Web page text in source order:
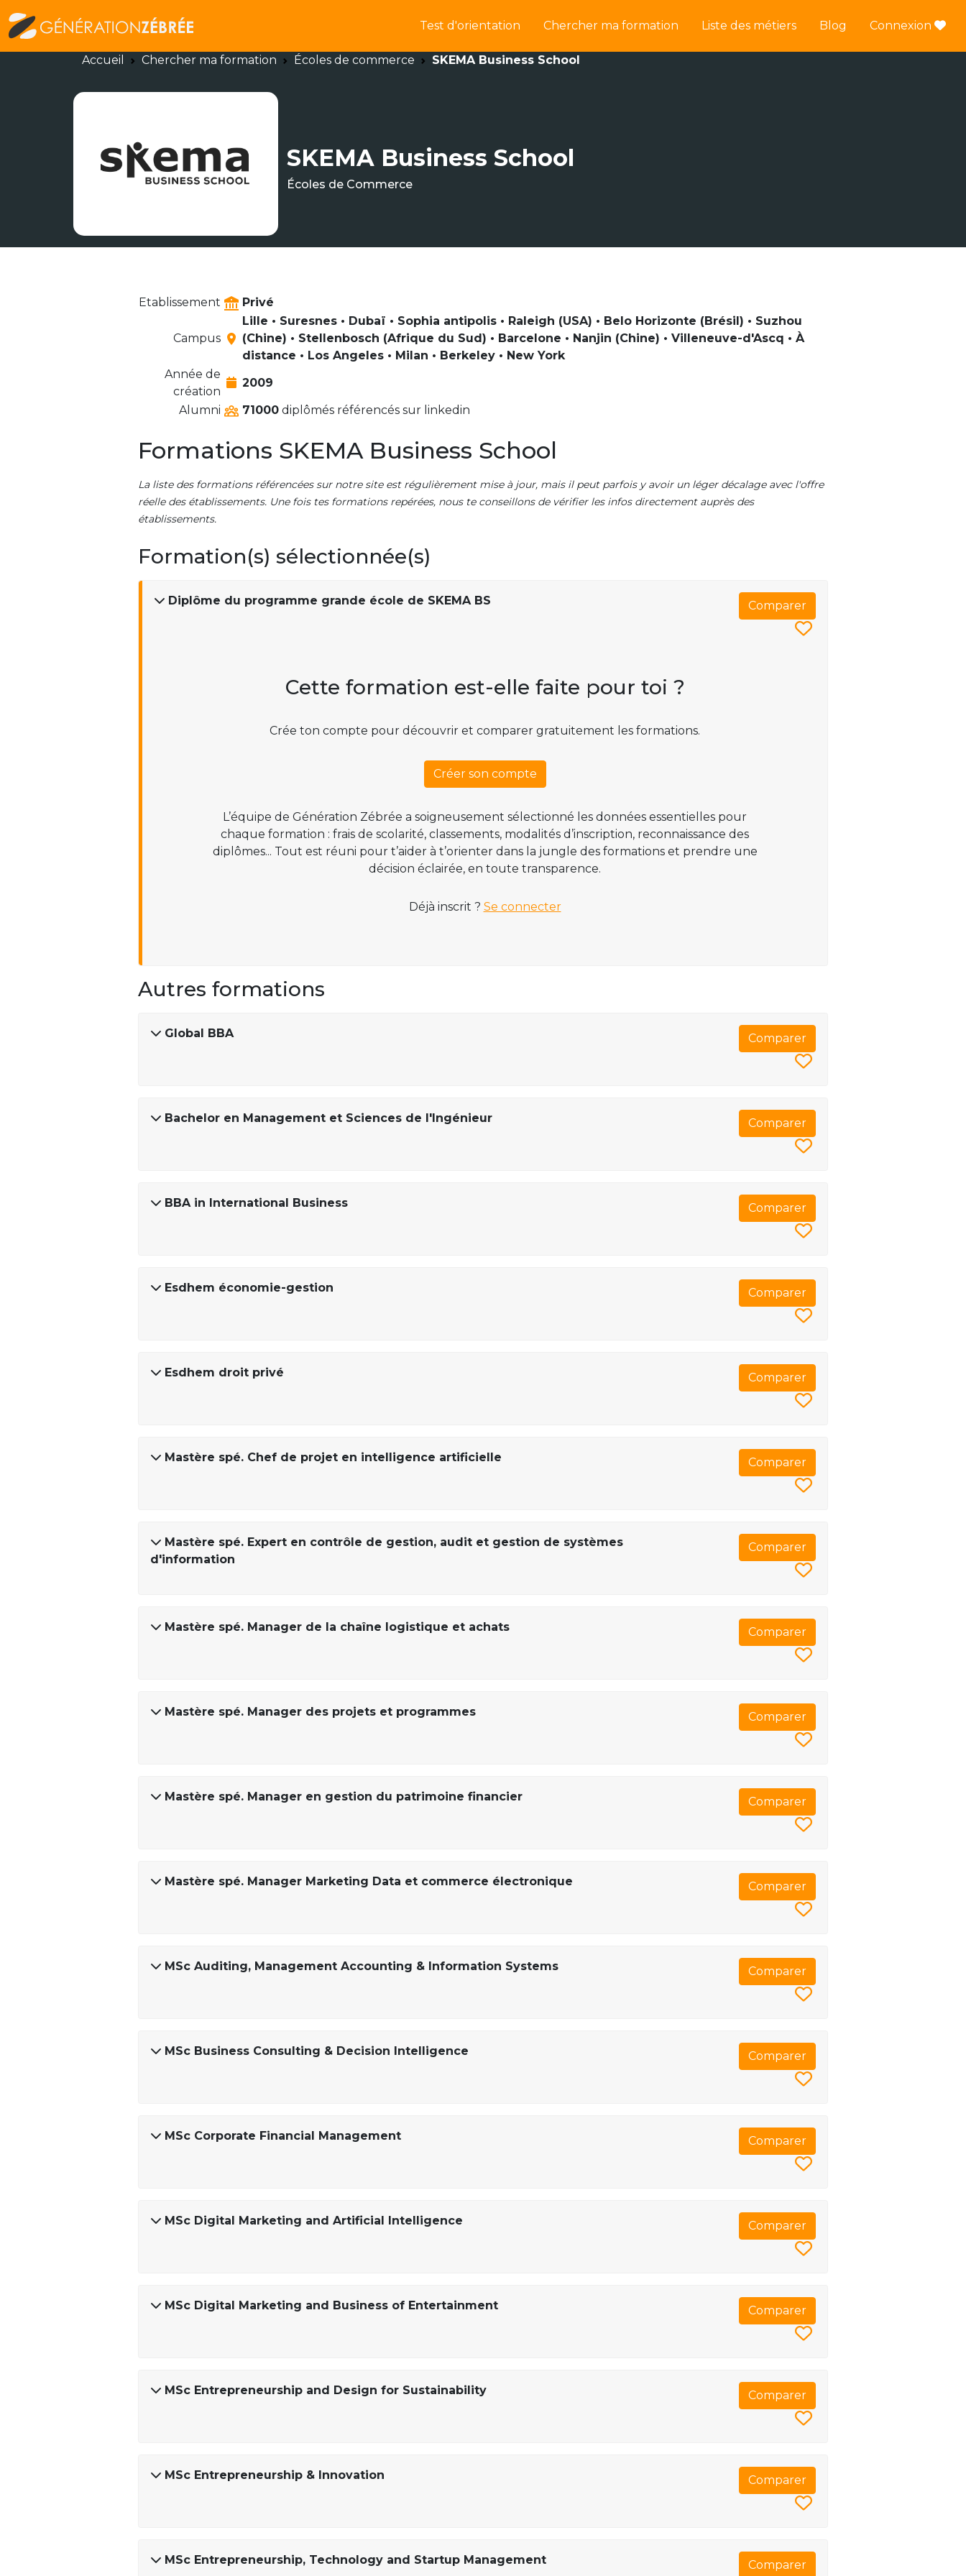
Test d'orientation Chercher ma formation Liste des métiers Blog Connexion
Accueil Chercher ma formation Écoles de commerce SKEMA Business School
SKEMA Business School
Écoles de Commerce
Etablissement Privé
Campus
Lille • Suresnes • Dubaï • Sophia antipolis • Raleigh (USA) • Belo Horizonte (Brésil) • Suzhou
(Chine) • Stellenbosch (Afrique du Sud) • Barcelone • Nanjin (Chine) • Villeneuve-d'Ascq • À
distance • Los Angeles • Milan • Berkeley • New York
Année de
création
2009
Alumni
71000 diplômés référencés sur linkedin
Formations SKEMA Business School
La liste des formations référencées sur notre site est régulièrement mise à jour, mais il peut parfois y avoir un léger décalage avec l'offre
réelle des établissements. Une fois tes formations repérées, nous te conseillons de vérifier les infos directement auprès des
établissements.
Formation(s) sélectionnée(s)
Diplôme du programme grande école de SKEMA BS Comparer
Cette formation est-elle faite pour toi ?
Crée ton compte pour découvrir et comparer gratuitement les formations.
Créer son compte
L’équipe de Génération Zébrée a soigneusement sélectionné les données essentielles pour
chaque formation : frais de scolarité, classements, modalités d’inscription, reconnaissance des
diplômes... Tout est réuni pour t’aider à t’orienter dans la jungle des formations et prendre une
décision éclairée, en toute transparence.
Déjà inscrit ? Se connecter
Autres formations
Global BBA Comparer
Bachelor en Management et Sciences de l'Ingénieur Comparer
BBA in International Business Comparer
Esdhem économie-gestion Comparer
Esdhem droit privé Comparer
Mastère spé. Chef de projet en intelligence artificielle Comparer
Mastère spé. Expert en contrôle de gestion, audit et gestion de systèmes
d'information
Comparer
Mastère spé. Manager de la chaîne logistique et achats Comparer
Mastère spé. Manager des projets et programmes Comparer
Mastère spé. Manager en gestion du patrimoine financier Comparer
Mastère spé. Manager Marketing Data et commerce électronique Comparer
MSc Auditing, Management Accounting & Information Systems Comparer
MSc Business Consulting & Decision Intelligence Comparer
MSc Corporate Financial Management Comparer
MSc Digital Marketing and Artificial Intelligence Comparer
MSc Digital Marketing and Business of Entertainment Comparer
MSc Entrepreneurship and Design for Sustainability Comparer
MSc Entrepreneurship & Innovation​ Comparer
MSc Entrepreneurship, Technology and Startup Management Comparer